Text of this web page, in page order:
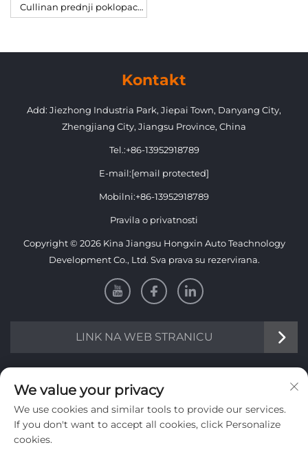
Cullinan prednji poklopac
tvornice
Kontakt
Add: Jiezhong Industria Park, Jiepai Town, Danyang City,
Zhengjiang City, Jiangsu Province, China
Tel.:+86-13952918789
E-mail:[email protected]
Mobilni:+86-13952918789
Pravila o privatnosti
Copyright © 2026 Kina Jiangsu Hongxin Auto Teachnology
Development Co., Ltd. Sva prava su rezervirana.
LINK NA WEB STRANICU
Informacije
Pretplatite se kako biste primali naš tjedni newsletter
We value your privacy
We use cookies and similar tools to provide our services.
If you don't want to accept all cookies, click Personalize
cookies.